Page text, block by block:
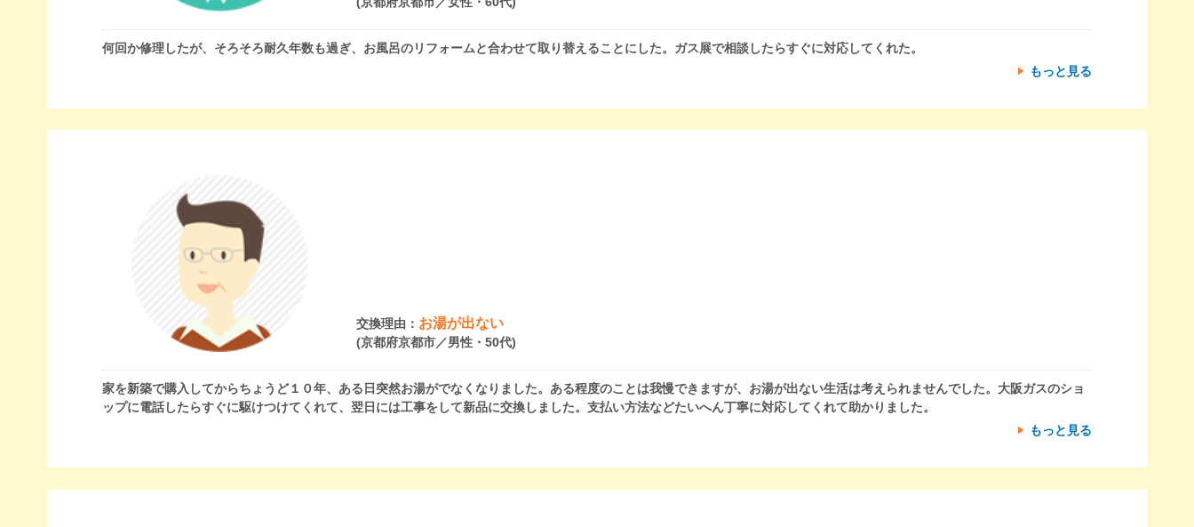
何回か修理したが、そろそろ耐久年数も過ぎ、お風呂のリフォームと合わせて取り替えることにした。ガス展で相談したらすぐに対応してくれた。
もっと見る
交換理由： お湯が出ない
(京都府京都市／男性・50代)
家を新築で購入してからちょうど１０年、ある日突然お湯がでなくなりました。ある程度のことは我慢できますが、お湯が出ない生活は考えられませんでした。大阪ガスのショ
ップに電話したらすぐに駆けつけてくれて、翌日には工事をして新品に交換しました。支払い方法などたいへん丁寧に対応してくれて助かりました。
もっと見る